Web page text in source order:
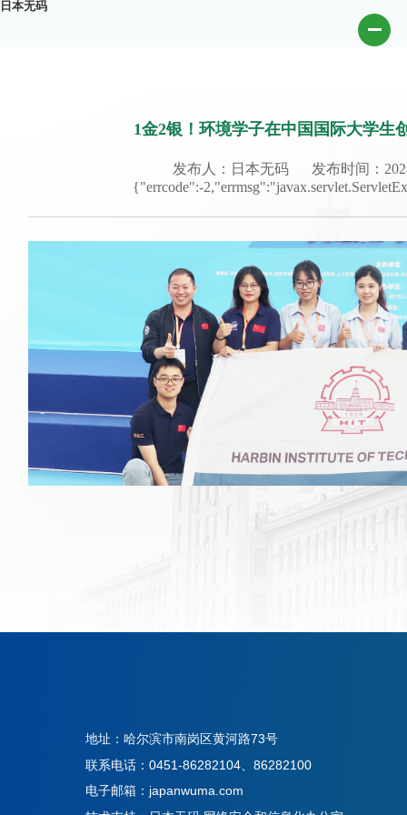
日本无码
1金2银！环境学子在中国国际大学生
发布人：日本无码
发布时间：
{"errcode":-
地址：哈尔滨市南岗区黄河路73号
联系电话：0451-86282104、86282100
电子邮箱：japanwuma.com